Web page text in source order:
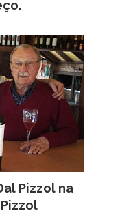
Pizzol na